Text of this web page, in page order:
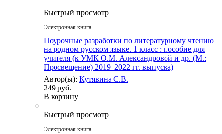
Быстрый просмотр
Электронная книга
Поурочные разработки по литературному чтению
на родном русском языке. 1 класс : пособие для
учителя (к УМК О.М. Александровой и др. (М.:
Просвещение) 2019–2022 гг. выпуска)
Автор(ы): Кутявина С.В.
249 руб.
В корзину
Быстрый просмотр
Электронная книга